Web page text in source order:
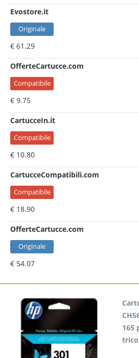
Evostore.it
Originale
€ 61.29
OfferteCartucce.com
Compatibile
€ 9.75
CartucceIn.it
Compatibile
€ 10.80
CartucceCompatibili.com
Compatibile
€ 18.90
OfferteCartucce.com
Originale
€ 54.07
165